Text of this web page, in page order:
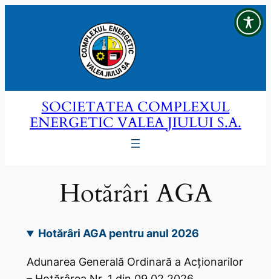
SOCIETATEA COMPLEXUL
ENERGETIC VALEA JIULUI S.A.
Hotărâri AGA
Hotărâri AGA pentru anul 2026
Adunarea Generală Ordinară a Acţionarilor